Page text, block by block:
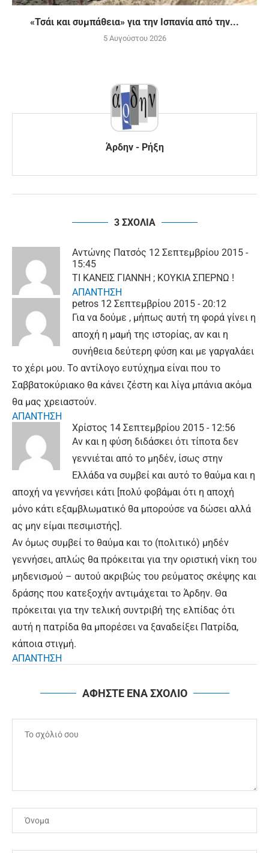
«Τσάι και συμπάθεια» για την Ισπανία από την...
5 Αυγούστου 2026
Άρδην - Ρήξη
3 ΣΧΟΛΙΑ
Αντώνης Πατσός 12 Σεπτεμβρίου 2015 -
15:45
ΤΙ ΚΑΝΕΙΣ ΓΙΑΝΝΗ ; ΚΟΥΚΙΑ ΣΠΕΡΝΩ !
ΑΠΑΝΤΗΣΗ
petros 12 Σεπτεμβρίου 2015 - 20:12
Για να δούμε , μήπως αυτή τη φορά γίνει η
αποχή η μαμή της ιστορίας, αν και η
συνήθεια δεύτερη φύση και με γαργαλάει
το χέρι μου. Το αντίλογο ευτύχημα είναι που το
Σαββατοκύριακο θα κάνει ζέστη και λίγα μπάνια ακόμα
θα μας χρειαστούν.
ΑΠΑΝΤΗΣΗ
Χρίστος 14 Σεπτεμβρίου 2015 - 12:56
Αν και η φύση διδάσκει ότι τίποτα δεν
γεννιέται από το μηδέν, ίσως στην
Ελλάδα να συμβεί και αυτό το θαύμα και η
αποχή να γεννήσει κάτι [πολύ φοβάμαι ότι η αποχή
μόνο κάτι εξαμβλωματικό θα μπορούσε να δώσει αλλά
ας μην είμαι πεσιμιστής].
Αν όμως συμβεί το θαύμα και το (πολιτικό) μηδέν
γεννήσει, απλώς θα πρόκειται για την οριστική νίκη του
μηδενισμού – αυτού ακριβώς του ρεύματος σκέψης και
δράσης που κατεξοχήν αντιμάχεται το Άρδην. Θα
πρόκειται για την τελική συντριβή της ελπίδας ότι
αυτή η πατρίδα θα μπορέσει να ξαναδείξει Πατρίδα,
κάποια στιγμή.
ΑΠΑΝΤΗΣΗ
ΑΦΗΣΤΕ ΕΝΑ ΣΧΟΛΙΟ